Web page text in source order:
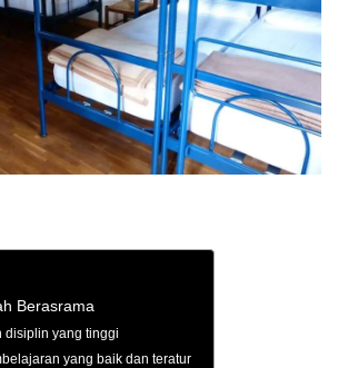
Berasrama
disiplin yang tinggi
yang baik dan teratur